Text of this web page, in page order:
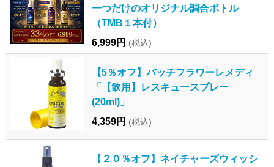
一つだけのオリジナル調合ボトル
（TMB１本付）
6,999円 (税込)
【5％オフ】バッチフラワーレメディ
「【飲用】レスキュースプレー
(20ml)」
4,359円 (税込)
【２０％オフ】ネイチャーズウィッシ